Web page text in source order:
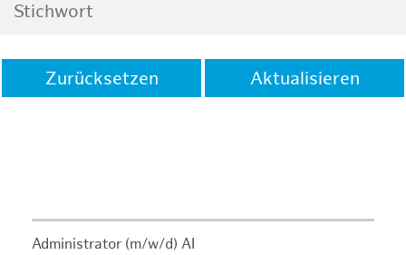
Zurücksetzen Aktualisieren
Administrator (m/w/d) AI